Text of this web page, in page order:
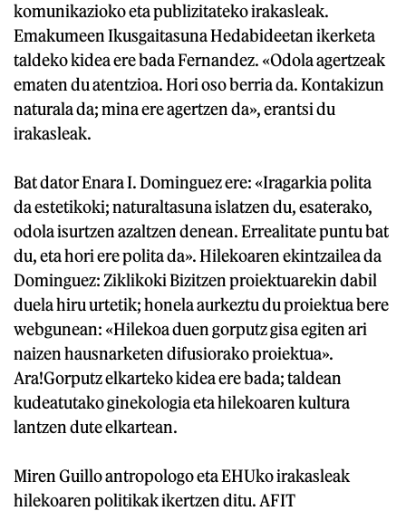
komunikazioko eta publizitateko irakasleak.
Emakumeen Ikusgaitasuna Hedabideetan ikerketa
taldeko kidea ere bada Fernandez. «Odola agertzeak
ematen du atentzioa. Hori oso berria da. Kontakizun
naturala da; mina ere agertzen da», erantsi du
irakasleak.
Bat dator Enara I. Dominguez ere: «Iragarkia polita
da estetikoki; naturaltasuna islatzen du, esaterako,
odola isurtzen azaltzen denean. Errealitate puntu bat
du, eta hori ere polita da». Hilekoaren ekintzailea da
Dominguez: Ziklikoki Bizitzen proiektuarekin dabil
duela hiru urtetik; honela aurkeztu du proiektua bere
webgunean: «Hilekoa duen gorputz gisa egiten ari
naizen hausnarketen difusiorako proiektua».
Ara!Gorputz elkarteko kidea ere bada; taldean
kudeatutako ginekologia eta hilekoaren kultura
lantzen dute elkartean.
Miren Guillo antropologo eta EHUko irakasleak
hilekoaren politikak ikertzen ditu. AFIT